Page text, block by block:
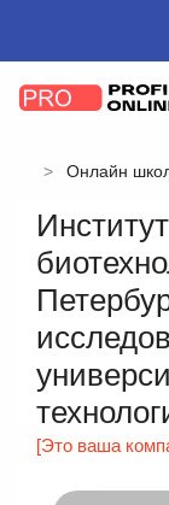
Онлайн
[Это ваша